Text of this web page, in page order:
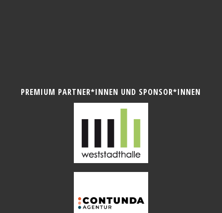
PREMIUM PARTNER*INNEN UND SPONSOR*INNEN